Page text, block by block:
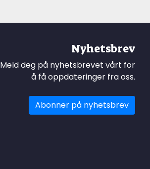
Nyhetsbrev
Meld deg på nyhetsbrevet vårt for
å få oppdateringer fra oss.
Abonner på nyhetsbrev